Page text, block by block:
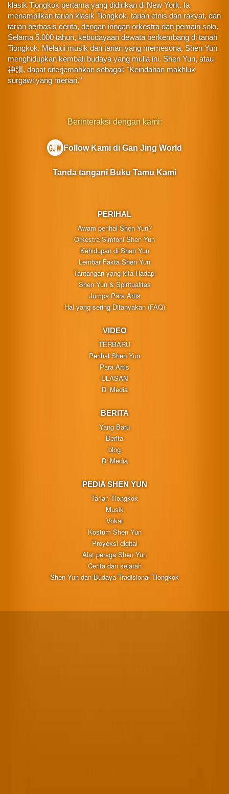
klasik Tiongkok pertama yang didirikan di New York. Ia
menampilkan tarian klasik Tiongkok, tarian etnis dan rakyat, dan
tarian berbasis cerita, dengan iringan orkestra dan pemain solo.
Selama 5.000 tahun, kebudayaan dewata berkembang di tanah
Tiongkok. Melalui musik dan tarian yang memesona, Shen Yun
menghidupkan kembali budaya yang mulia ini. Shen Yun, atau
神韻, dapat diterjemahkan sebagai: "Keindahan makhluk
surgawi yang menari."
PERIHAL
Awam perihal Shen Yun?
Orkestra Simfoni Shen Yun
Kehidupan di Shen Yun
Lembar Fakta Shen Yun
Tantangan yang kita Hadapi
Shen Yun & Spiritualitas
Jumpa Para Artis
Hal yang sering Ditanyakan (FAQ)
VIDEO
TERBARU
Perihal Shen Yun
Para Artis
ULASAN
Di Media
BERITA
Yang Baru
Berita
blog
Di Media
PEDIA SHEN YUN
Tarian Tiongkok
Musik
Vokal
Kostum Shen Yun
Proyeksi digital
Alat peraga Shen Yun
Cerita dan sejarah
Shen Yun dan Budaya Tradisional Tiongkok
Berinteraksi dengan kami:
Follow Kami di Gan Jing World
Tanda tangani Buku Tamu Kami